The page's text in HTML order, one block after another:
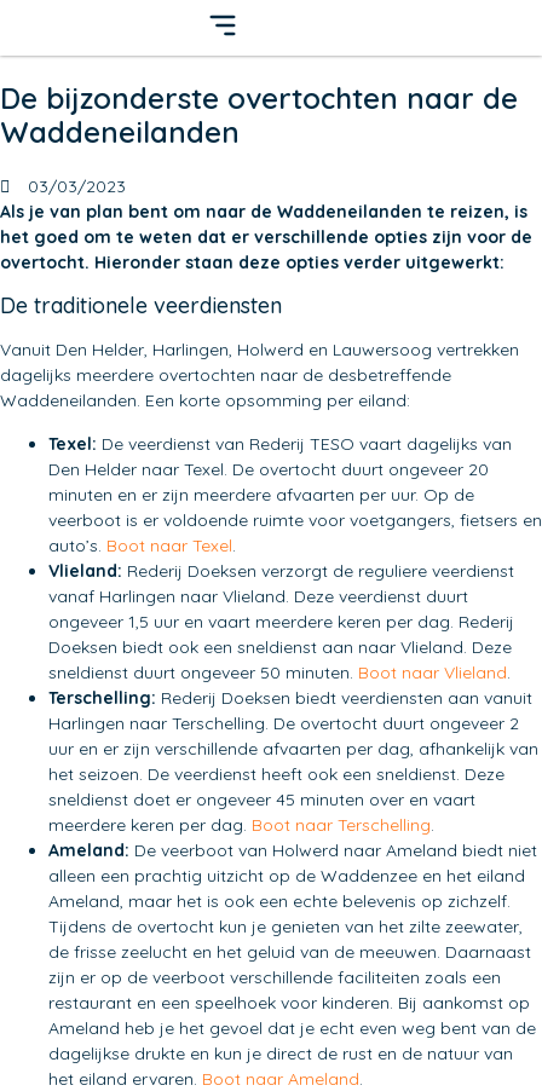
De bijzonderste overtochten naar de
Waddeneilanden
03/03/2023
Als je van plan bent om naar de Waddeneilanden te reizen, is
het goed om te weten dat er verschillende opties zijn voor de
overtocht. Hieronder staan deze opties verder uitgewerkt:
De traditionele veerdiensten
Vanuit Den Helder, Harlingen, Holwerd en Lauwersoog vertrekken
dagelijks meerdere overtochten naar de desbetreffende
Waddeneilanden. Een korte opsomming per eiland:
Texel: De veerdienst van Rederij TESO vaart dagelijks van
Den Helder naar Texel. De overtocht duurt ongeveer 20
minuten en er zijn meerdere afvaarten per uur. Op de
veerboot is er voldoende ruimte voor voetgangers, fietsers en
auto’s. Boot naar Texel.
Vlieland: Rederij Doeksen verzorgt de reguliere veerdienst
vanaf Harlingen naar Vlieland. Deze veerdienst duurt
ongeveer 1,5 uur en vaart meerdere keren per dag. Rederij
Doeksen biedt ook een sneldienst aan naar Vlieland. Deze
sneldienst duurt ongeveer 50 minuten. Boot naar Vlieland.
Terschelling: Rederij Doeksen biedt veerdiensten aan vanuit
Harlingen naar Terschelling. De overtocht duurt ongeveer 2
uur en er zijn verschillende afvaarten per dag, afhankelijk van
het seizoen. De veerdienst heeft ook een sneldienst. Deze
sneldienst doet er ongeveer 45 minuten over en vaart
meerdere keren per dag. Boot naar Terschelling.
Ameland: De veerboot van Holwerd naar Ameland biedt niet
alleen een prachtig uitzicht op de Waddenzee en het eiland
Ameland, maar het is ook een echte belevenis op zichzelf.
Tijdens de overtocht kun je genieten van het zilte zeewater,
de frisse zeelucht en het geluid van de meeuwen. Daarnaast
zijn er op de veerboot verschillende faciliteiten zoals een
restaurant en een speelhoek voor kinderen. Bij aankomst op
Ameland heb je het gevoel dat je echt even weg bent van de
dagelijkse drukte en kun je direct de rust en de natuur van
het eiland ervaren. Boot naar Ameland.